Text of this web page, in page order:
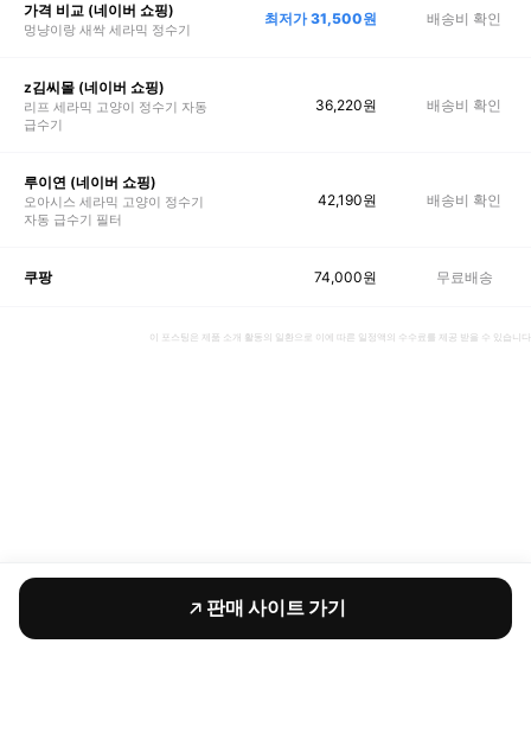
가격 비교 (네이버 쇼핑)
멍냥이랑 새싹 세라믹 정수기
최저가31,500원 배송비 확인
z김씨몰 (네이버 쇼핑)
리프 세라믹 고양이 정수기 자동
급수기
36,220원 배송비 확인
루이연 (네이버 쇼핑)
오아시스 세라믹 고양이 정수기
자동 급수기 필터
42,190원 배송비 확인
쿠팡 74,000원 무료배송
이 포스팅은 제품 소개 활동의 일환으로 이에 따른 일정액의 수수료를 제공 받을 수 있습니다
판매 사이트 가기